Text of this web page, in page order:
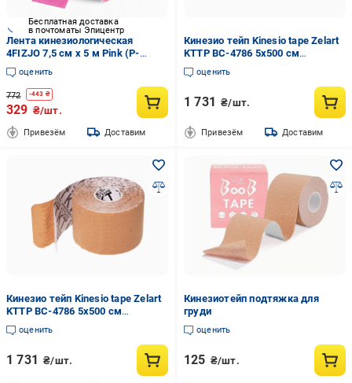
Бесплатная доставка
в почтоматы Эпицентр
Лента кинезиологическая
4FIZJO 7,5 см x 5 м Pink (P-
5907739318893)
оценить
772 -443 ₴
329 ₴/шт.
Привезём Доставим
Кинезио тейп Kinesio tape Zelart
KTTP BC-4786 5х500 см
Фиолетовый (DR004195)
оценить
1 731 ₴/шт.
Привезём Доставим
Кинезио тейп Kinesio tape Zelart
KTTP BC-4786 5х500 см
Бежевый (DR004194)
оценить
1 731 ₴/шт.
Кинезиотейп подтяжка для
груди
оценить
125 ₴/шт.